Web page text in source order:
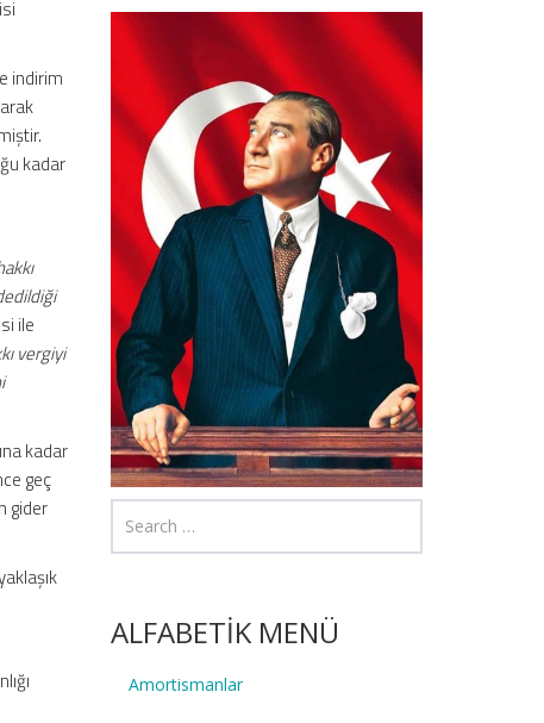
indirim
kadar
ile
vergiyi
kadar
geç
gider
ALFABETİK MENÜ
Amortismanlar